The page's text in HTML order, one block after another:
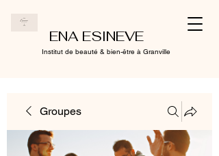
ENA ESINEVE
Institut de beauté & bien-être à Granville
Groupes